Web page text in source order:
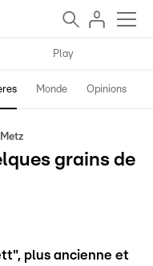
Play
Monde Opinions
grains de
plus ancienne et